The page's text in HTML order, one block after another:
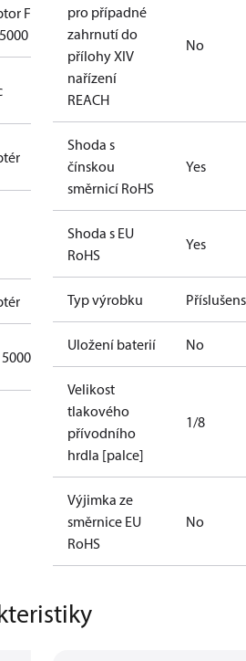
For
pro případné
zahrnutí do
přílohy XIV
nařízení
REACH
No
Shoda s
čínskou
směrnicí RoHS
Yes
Shoda s EU
RoHS
Yes
Typ výrobku
Uložení baterií No
Velikost
tlakového
přívodního
hrdla [palce]
1/8
Výjimka ze
směrnice EU
RoHS
No